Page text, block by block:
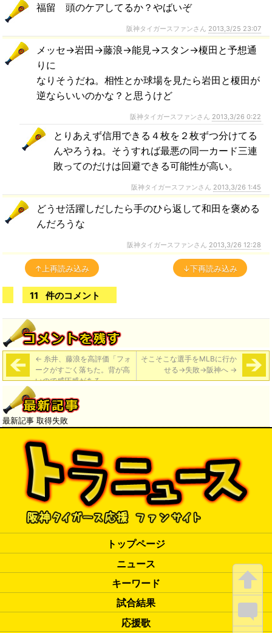
福留 頭のケアしてるか？やばいぞ
阪神タイガースファンさん 2013,3/25 23:07
メッセ→岩田→藤浪→能見→スタン→榎田と予想通
りに
なりそうだね。相性とか球場を見たら岩田と榎田が
逆ならいいのかな？と思うけど
阪神タイガースファンさん 2013,3/26 0:22
とりあえず信用できる４枚を２枚ずつ分けてる
んやろうね。そうすれば最悪の同一カード三連
敗ってのだけは回避できる可能性が高い。
阪神タイガースファンさん 2013,3/26 1:45
どうせ活躍しだしたら手のひら返して和田を褒める
んだろうな
阪神タイガースファンさん 2013,3/26 12:28
↑上再読み込み ↓下再読み込み
11 件のコメント
← 糸井、藤浪を高評価「フォ
ークがすごく落ちた。背が高
いので威圧感がある」
そこそこな選手をMLBに行か
せる→失敗→阪神へ →
最新記事 取得失敗
トップページ
ニュース
キーワード
試合結果
応援歌